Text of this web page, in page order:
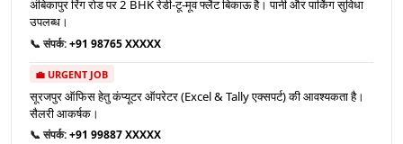
अंबिकापुर रिंग रोड पर 2 BHK रेडी-टू-मूव फ्लैट बिकाऊ है। पानी और पार्किंग सुविधा
उपलब्ध।
📞 संपर्क:+91 98765 XXXXX
💼 URGENT JOB
सूरजपुर ऑफिस हेतु कंप्यूटर ऑपरेटर (Excel & Tally एक्सपर्ट) की आवश्यकता है।
सैलरी आकर्षक।
📞 संपर्क:+91 99887 XXXXX